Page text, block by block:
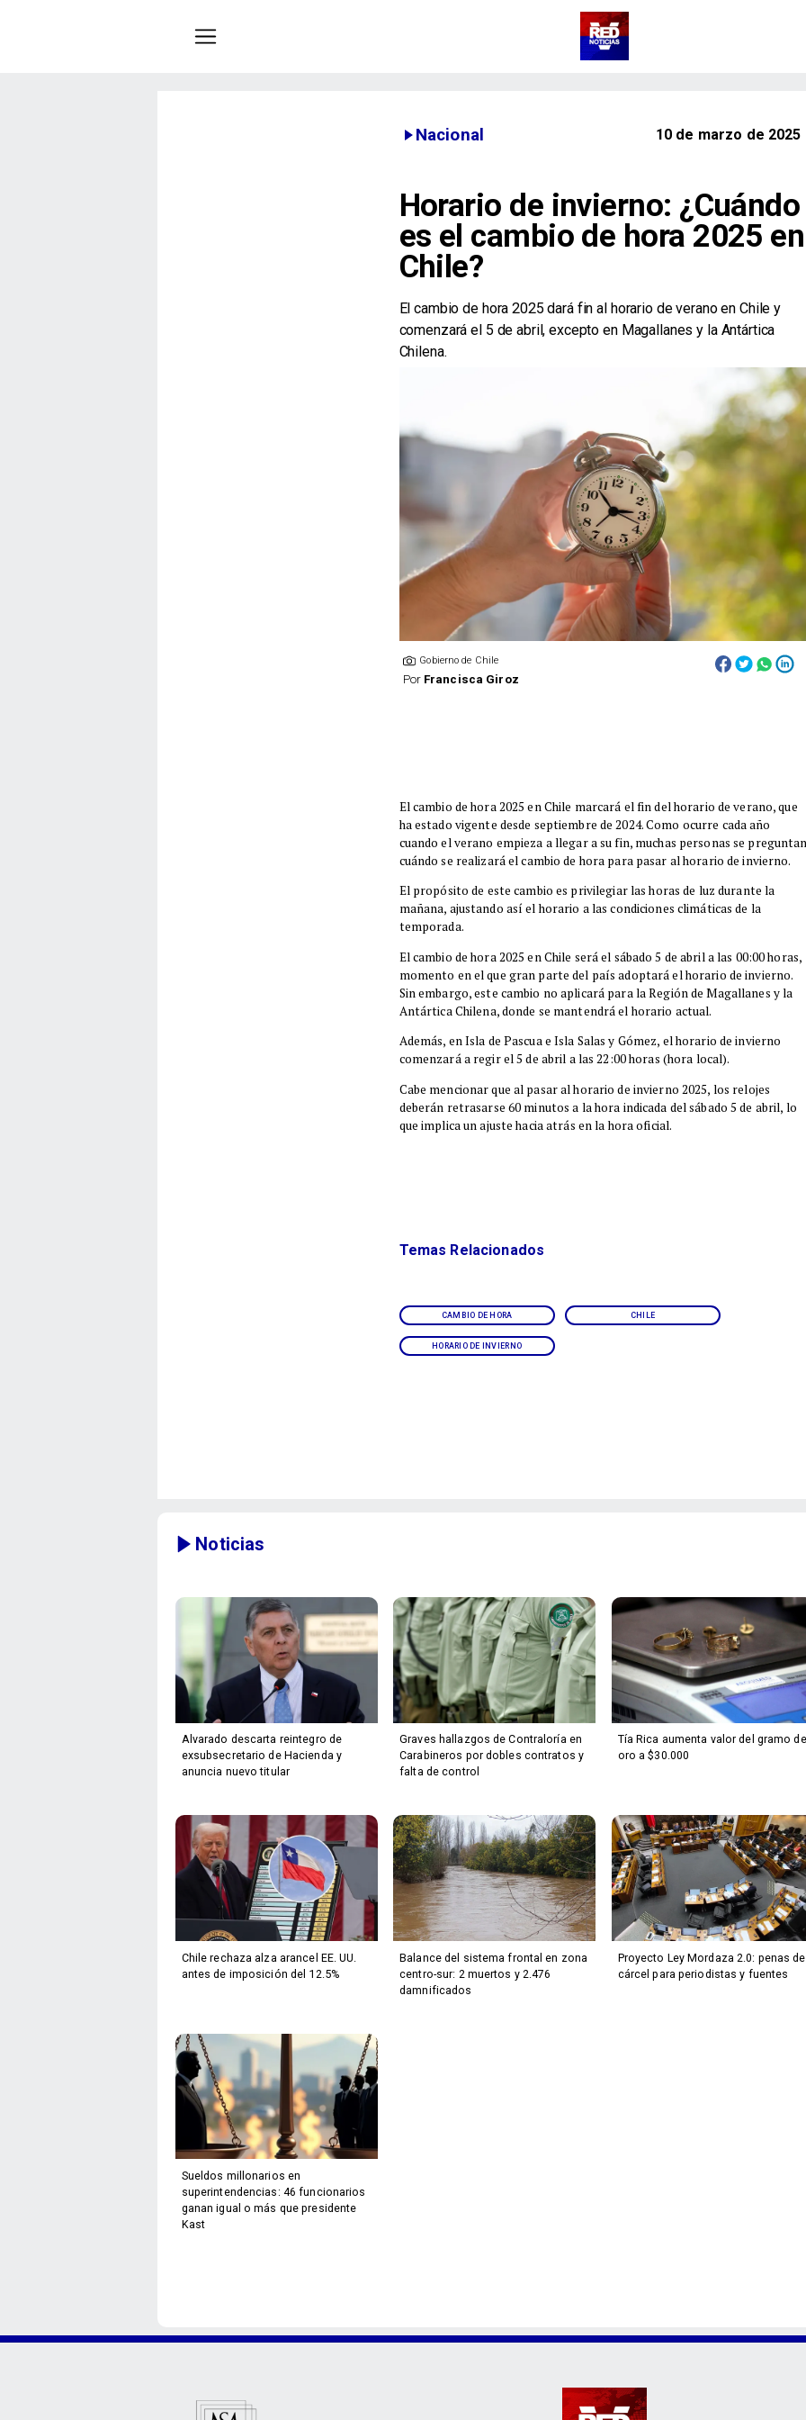
Nacional 10 de marzo de 2025
Horario de invierno: ¿Cuándo
es el cambio de hora 2025 en
Chile?
​El cambio de hora 2025 dará fin al horario de verano en Chile y
comenzará el 5 de abril, excepto en Magallanes y la Antártica
Chilena.
Gobierno de Chile
Por Francisca Giroz
El cambio de hora 2025 en Chile marcará el fin del horario de verano, que
ha estado vigente desde septiembre de 2024. Como ocurre cada año
cuando el verano empieza a llegar a su fin, muchas personas se
cuándo se realizará el cambio de hora para pasar al horario de invierno.
El propósito de este cambio es privilegiar las horas de luz durante la
mañana, ajustando así el horario a las condiciones climáticas de la
temporada.
El cambio de hora 2025 en Chile será el sábado 5 de abril a las 00:00 horas,
momento en el que gran parte del país adoptará el horario de invierno.
Sin embargo, este cambio no aplicará para la Región de Magallanes y la
Antártica Chilena, donde se mantendrá el horario actual.
Además, en Isla de Pascua e Isla Salas y Gómez, el horario de invierno
comenzará a regir el 5 de abril a las 22:00 horas (hora local).
Cabe mencionar que al pasar al horario de invierno 2025, los relojes
deberán retrasarse 60 minutos a la hora indicada del sábado 5 de abril, lo
que implica un ajuste hacia atrás en la hora oficial.
CAMBIO DE HORA CHILE
HORARIO DE INVIERNO
Temas Relacionados
Noticias
Alvarado descarta reintegro de
exsubsecretario de Hacienda y
anuncia nuevo titular
Graves hallazgos de Contraloría en
Carabineros por dobles contratos y
falta de control
Tía Rica aumenta valor del gramo de
oro a $30.000
Chile rechaza alza arancel EE. UU.
antes de imposición del 12.5%
Balance del sistema frontal en zona
centro-sur: 2 muertos y 2.476
damnificados
Proyecto Ley Mordaza 2.0: penas de
cárcel para periodistas y fuentes
Sueldos millonarios en
superintendencias: 46 funcionarios
ganan igual o más que presidente
Kast